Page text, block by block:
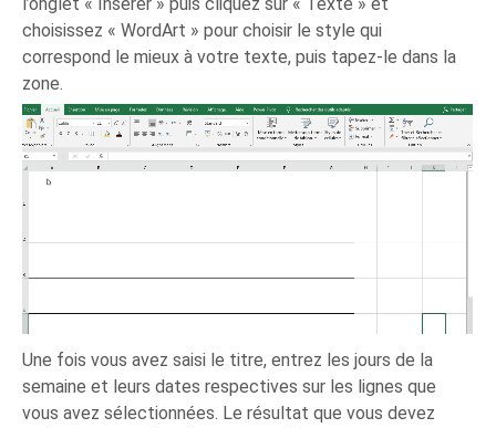
choisissez « WordArt » pour choisir le style qui
correspond le mieux à votre texte, puis tapez-le dans la
zone.
Une fois vous avez saisi le titre, entrez les jours de la
semaine et leurs dates respectives sur les lignes que
vous avez sélectionnées. Le résultat que vous devez